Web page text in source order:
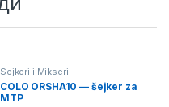
Sejkeri i Mikseri
COLO ORSHA10 — šejker za
MTP